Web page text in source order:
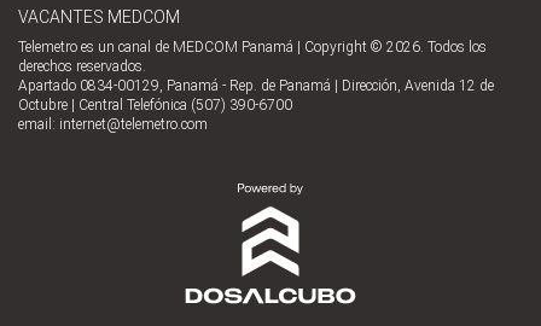
VACANTES MEDCOM
Telemetro es un canal de MEDCOM Panamá | Copyright © 2026. Todos los
derechos reservados.
Apartado 0834-00129, Panamá - Rep. de Panamá | Dirección, Avenida 12 de
Octubre | Central Telefónica (507) 390-6700
email: internet@telemetro.com